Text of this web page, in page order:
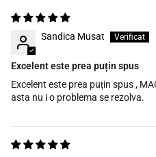
Sandica Musat
Excelent este prea puțin spus
Excelent este prea puțin spus ,
asta nu i o problema se rezolva.